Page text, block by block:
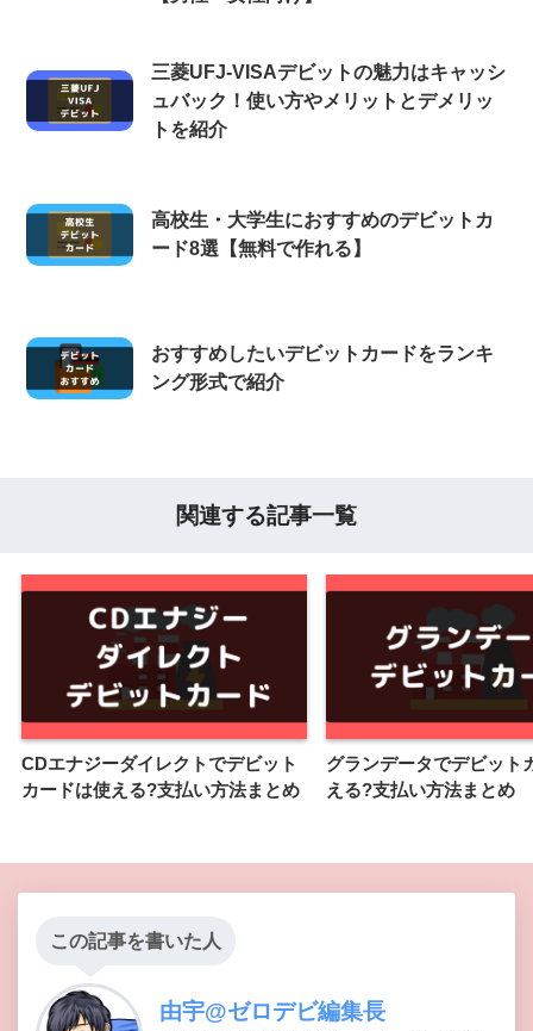
三菱UFJ-VISAデビットの魅力はキャッシ
ュバック！使い方やメリットとデメリッ
トを紹介
高校生・大学生におすすめのデビットカ
ード8選【無料で作れる】
おすすめしたいデビットカードをランキ
ング形式で紹介
関連する記事一覧
CDエナジーダイレクトでデビット
カードは使える?支払い方法まとめ
グランデータでデビット
える?支払い方法まとめ
この記事を書いた人
由宇@ゼロデビ編集長